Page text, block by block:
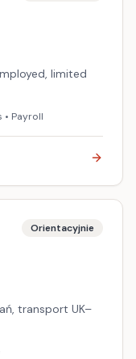
limited
• Payroll
Orientacyjnie
transport UK–